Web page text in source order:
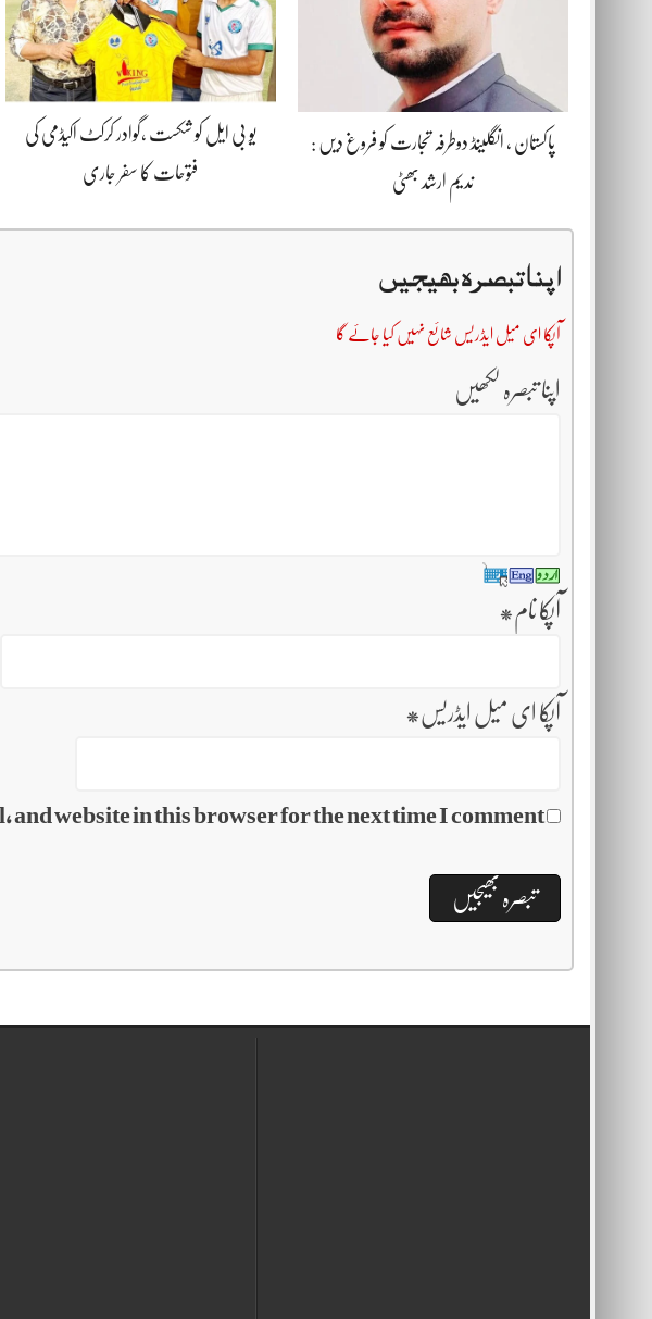
پاکستان ، انگلینڈ دوطرفہ تجارت کو فروغ دیں :
ندیم ارشد بھٹی
یو بی ایل کو شکست ،گوادر کرکٹ اکیڈمی کی
فتوحات کا سفر جاری
اپنا تبصرہ بھیجیں
آپکا ای میل ایڈریس شائع نہیں کیا جائے گا
اپنا تبصرہ لکھیں
آپکا نام *
آپکا ای میل ایڈریس *
and website in this browser for the next time I comment.